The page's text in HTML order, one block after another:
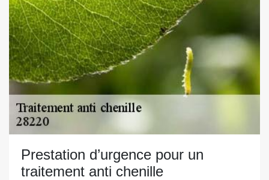
Prestation d’urgence pour un
traitement anti chenille